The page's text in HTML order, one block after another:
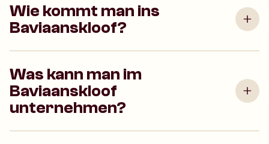
Wie kommt man ins
Baviaanskloof?
Was kann man im
Baviaanskloof
unternehmen?